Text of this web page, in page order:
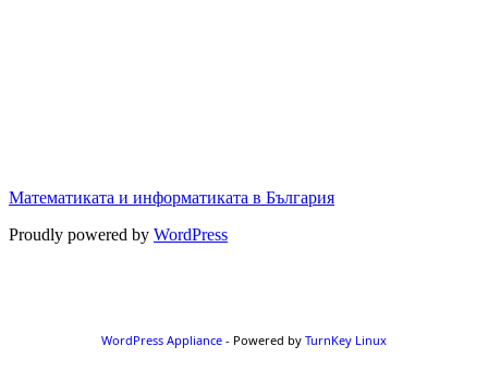
Математиката и информатиката в България
Proudly powered by WordPress
WordPress Appliance - Powered by TurnKey Linux